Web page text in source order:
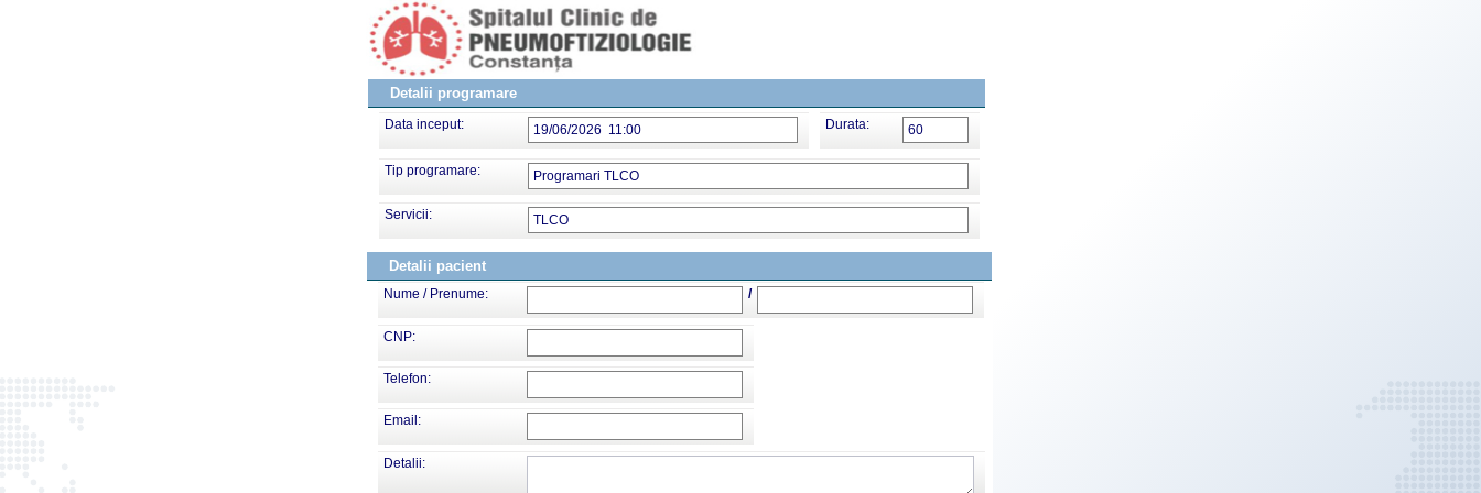
Detalii programare
Data inceput: 19/06/2026 11:00 Durata: 60
Tip programare: Programari TLCO
Servicii: TLCO
Detalii pacient
Nume / Prenume: /
CNP:
Telefon:
Email:
Detalii: